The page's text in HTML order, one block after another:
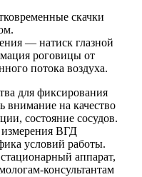
скачки
— натиск глазной
роговицы от
потока воздуха.
для фиксирования
внимание на качество
состояние сосудов.
измерения ВГД
условий работы.
аппарат,
консультантам